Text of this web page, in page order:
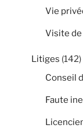
Vie
Visite
Litiges (142)
Conseil
Faute